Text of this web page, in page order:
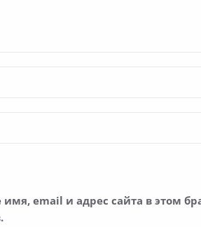
имя, email и адрес сайта в этом